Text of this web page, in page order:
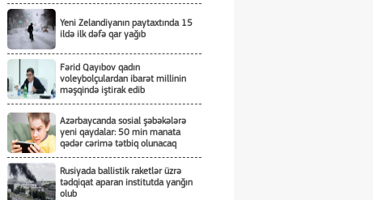
Yeni Zelandiyanın paytaxtında 15
ildə ilk dəfə qar yağıb
Fərid Qayıbov qadın
voleybolçulardan ibarət millinin
məşqində iştirak edib
Azərbaycanda sosial şəbəkələrə
yeni qaydalar: 50 min manata
qədər cərimə tətbiq olunacaq
Rusiyada ballistik raketlər üzrə
tədqiqat aparan institutda yanğın
olub